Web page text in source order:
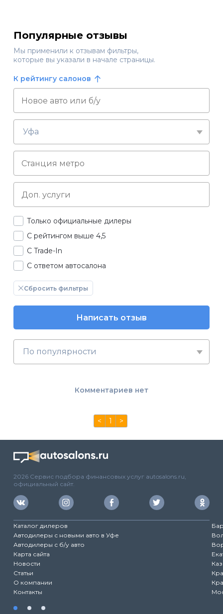
Популярные отзывы
Мы применили к отзывам фильтры,
которые вы указали в начале страницы.
К рейтингу салонов
Уфа
Только официальные дилеры
С рейтингом выше 4,5
С Trade-In
С ответом автосалона
Сбросить фильтры
Написать отзыв
По популярности
Комментариев нет
< 1 >
2026 Сервис подбора финансовых услуг autosalons.ru,
официальный сайт.
Каталог дилеров
Автодилеры с новыми авто в Уфе
Автодилеры с б/у авто
Карта сайта
Новости
Статьи
О компании
Контакты